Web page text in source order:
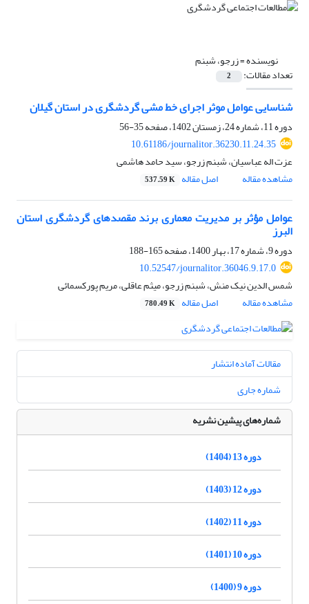
نویسنده =زرجو، شبنم
تعداد مقالات: 2
شناسایی عوامل موثر اجرای خط مشی گردشگری در استان گیلان
دوره 11، شماره 24، زمستان 1402، صفحه
35-56
10.61186/journalitor.36230.11.24.35
عزت اله عباسیان، شبنم زرجو، سید حامد هاشمی
مشاهده مقاله
اصل مقاله 537.59 K
عوامل مؤثر بر مدیریت معماری برند مقصدهای گردشگری استان
البرز
دوره 9، شماره 17، بهار 1400، صفحه
165-188
10.52547/journalitor.36046.9.17.0
شمس الدین نیک منش، شبنم زرجو، میثم عاقلی، مریم پورکسمائی
مشاهده مقاله
اصل مقاله 780.49 K
مقالات آماده انتشار
شماره جاری
شماره‌های پیشین نشریه
دوره 13 (1404)
دوره 12 (1403)
دوره 11 (1402)
دوره 10 (1401)
دوره 9 (1400)